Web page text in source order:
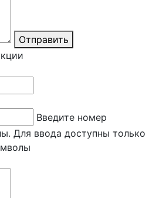
Отправить
Введите номер
Для ввода доступны только